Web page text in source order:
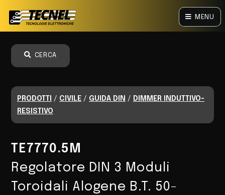
MENU
CERCA
PRODOTTI / CIVILE / GUIDA DIN / DIMMER INDUTTIVO-
RESISTIVO
TE7770.5M
Regolatore DIN 3 Moduli
Toroidali Alogene B.T. 50-